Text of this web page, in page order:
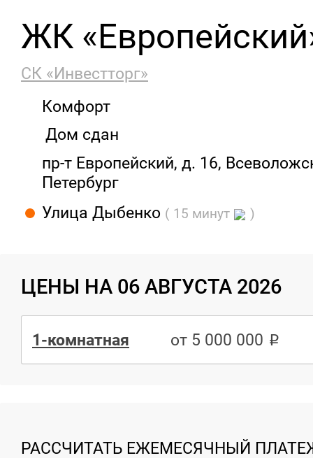
ЖК
СК «Инвестторг»
Комфорт
Дом сдан
пр-т Европейский, д. 16,
Петербург
Улица Дыбенко ( 15 минут )
ЦЕНЫ НА 06 АВГУСТА 2026
1-комнатная от 5 000 000
РАССЧИТАТЬ ЕЖЕМЕСЯЧНЫЙ